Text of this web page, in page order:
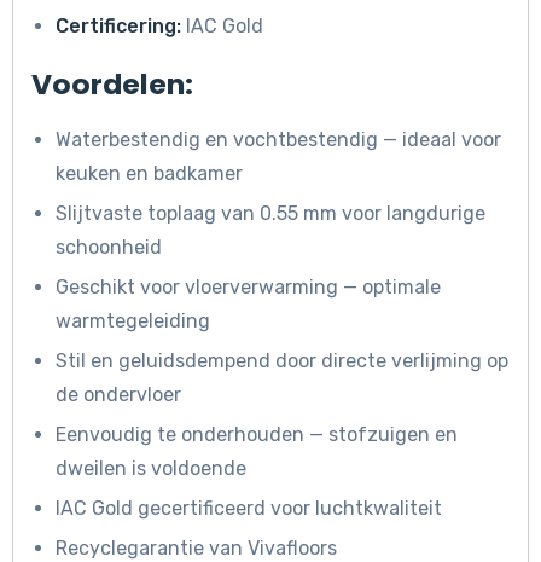
Certificering: IAC Gold
Voordelen:
Waterbestendig en vochtbestendig — ideaal voor
keuken en badkamer
Slijtvaste toplaag van 0.55 mm voor langdurige
schoonheid
Geschikt voor vloerverwarming — optimale
warmtegeleiding
Stil en geluidsdempend door directe verlijming op
de ondervloer
Eenvoudig te onderhouden — stofzuigen en
dweilen is voldoende
IAC Gold gecertificeerd voor luchtkwaliteit
Recyclegarantie van Vivafloors